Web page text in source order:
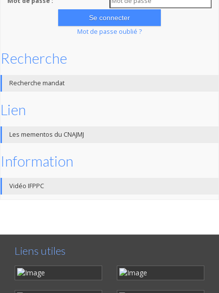
Mot de passe oublié ?
Recherche
Recherche mandat
Lien
Les mementos du CNAJMJ
Information
Vidéo IFPPC
Liens utiles